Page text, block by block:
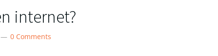
internet?
0 Comments